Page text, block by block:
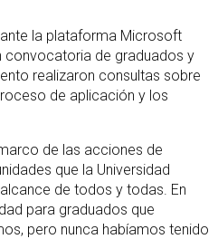
la plataforma Microsoft
convocatoria de graduados y
realizaron consultas sobre
de aplicación y los
de las acciones de
que la Universidad
de todos y todas. En
para graduados que
pero nunca habíamos tenido